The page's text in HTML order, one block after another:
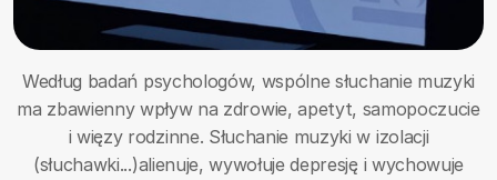
Według badań psychologów, wspólne słuchanie muzyki
ma zbawienny wpływ na zdrowie, apetyt, samopoczucie
i więzy rodzinne. Słuchanie muzyki w izolacji
(słuchawki...)alienuje, wywołuje depresję i wychowuje